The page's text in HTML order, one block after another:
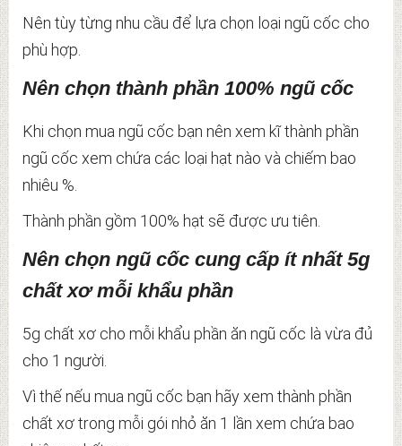
Nên tùy từng nhu cầu để lựa chọn loại ngũ cốc cho
phù hợp.
Nên chọn thành phần 100% ngũ cốc
Khi chọn mua ngũ cốc bạn nên xem kĩ thành phần
ngũ cốc xem chứa các loại hạt nào và chiếm bao
nhiêu %.
Thành phần gồm 100% hạt sẽ được ưu tiên.
Nên chọn ngũ cốc cung cấp ít nhất 5g
chất xơ mỗi khẩu phần
5g chất xơ cho mỗi khẩu phần ăn ngũ cốc là vừa đủ
cho 1 người.
Vì thế nếu mua ngũ cốc bạn hãy xem thành phần
chất xơ trong mỗi gói nhỏ ăn 1 lần xem chứa bao